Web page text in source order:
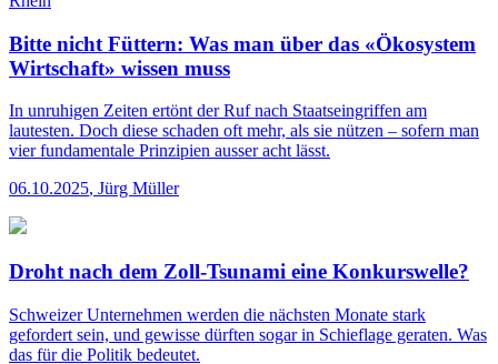
Bitte nicht Füttern: Was man über das «Ökosystem
Wirtschaft» wissen muss
In unruhigen Zeiten ertönt der Ruf nach Staatseingriffen am
lautesten. Doch diese schaden oft mehr, als sie nützen – sofern man
vier fundamentale Prinzipien ausser acht lässt.
06.10.2025, Jürg Müller
Droht nach dem Zoll-Tsunami eine Konkurswelle?
Schweizer Unternehmen werden die nächsten Monate stark
gefordert sein, und gewisse dürften sogar in Schieflage geraten. Was
das für die Politik bedeutet.